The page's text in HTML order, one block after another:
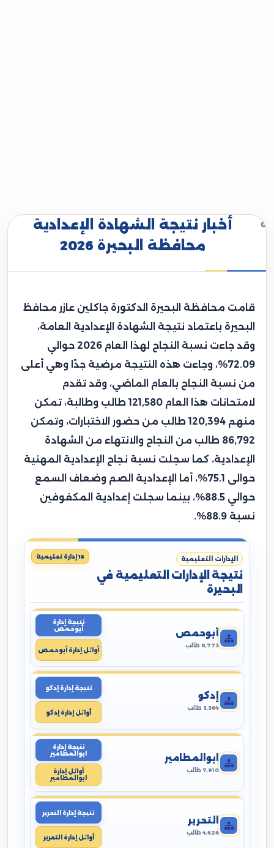
أخبار نتيجة الشهادة الإعدادية
محافظة البحيرة 2026
قامت محافظة البحيرة الدكتورة جاكلين عازر محافظ
البحيرة باعتماد نتيجة الشهادة الإعدادية العامة،
وقد جاءت نسبة النجاح لهذا العام 2026 حوالي
72.09%، وجاءت هذه النتيجة مرضية جدًا وهي أعلى
من نسبة النجاح بالعام الماضي، وقد تقدم
لامتحانات هذا العام 121,580 طالب وطالبة، تمكن
منهم 120,394 طالب من حضور الاختبارات، وتمكن
86,792 طالب من النجاح والانتهاء من الشهادة
الإعدادية، كما سجلت نسبة نجاح الإعدادية المهنية
حوالى 75.1%، أما الإعدادية الصم وضعاف السمع
حوالي 88.5%، بينما سجلت إعدادية المكفوفين
نسبة 88.9%.
الإدارات التعليمية
نتيجة الإدارات التعليمية في
البحيرة
18 إدارة تعليمية
أبوحمص
8,773 طالب
نتيجة إدارة
أبوحمص
أوائل إدارة أبوحمص
إدكو
3,364 طالب
نتيجة إدارة إدكو
أوائل إدارة إدكو
ابوالمطامير
7,910 طالب
نتيجة إدارة
ابوالمطامير
أوائل إدارة
ابوالمطامير
التحرير
4,626 طالب
نتيجة إدارة التحرير
أوائل إدارة التحرير